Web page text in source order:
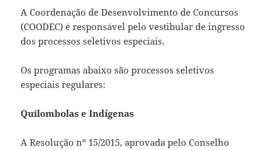
A Coordenação de Desenvolvimento de Concursos
(COODEC) é responsável pelo vestibular de ingresso
dos processos seletivos especiais.
Os programas abaixo são processos seletivos
especiais regulares:
Quilombolas e Indígenas
A Resolução nº 15/2015, aprovada pelo Conselho